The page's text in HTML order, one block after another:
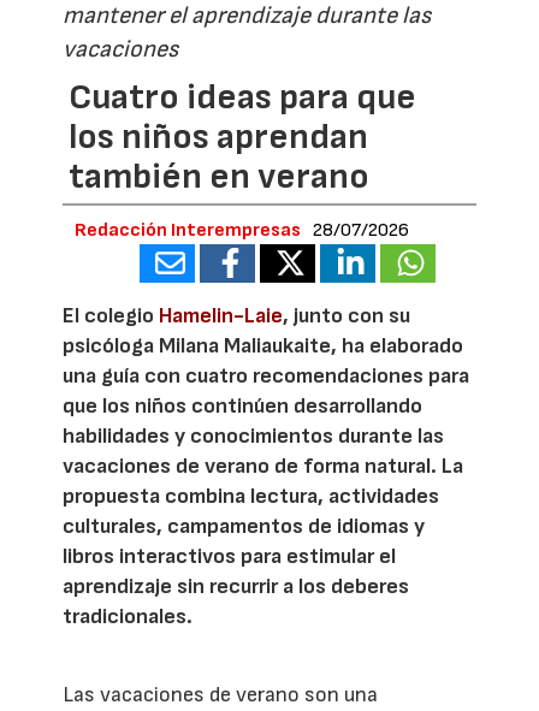
mantener el aprendizaje durante las
vacaciones
Cuatro ideas para que
los niños aprendan
también en verano
Redacción Interempresas 28/07/2026
El colegio Hamelin-Laie, junto con su
psicóloga Milana Maliaukaite, ha elaborado
una guía con cuatro recomendaciones para
que los niños continúen desarrollando
habilidades y conocimientos durante las
vacaciones de verano de forma natural. La
propuesta combina lectura, actividades
culturales, campamentos de idiomas y
libros interactivos para estimular el
aprendizaje sin recurrir a los deberes
tradicionales.
Las vacaciones de verano son una